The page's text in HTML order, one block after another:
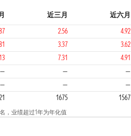
近三月 近六月
2.56 4.92
3.37 3.62
7.31 4.91
— — —
2
— — —
1675 1567
，业绩超过1年为年化值